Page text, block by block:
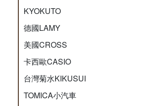
KYOKUTO
德國LAMY
美國CROSS
卡西歐CASIO
台灣菊水KIKUSUI
TOMICA小汽車